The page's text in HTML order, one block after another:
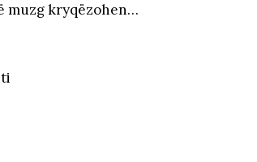
muzg kryqëzohen…